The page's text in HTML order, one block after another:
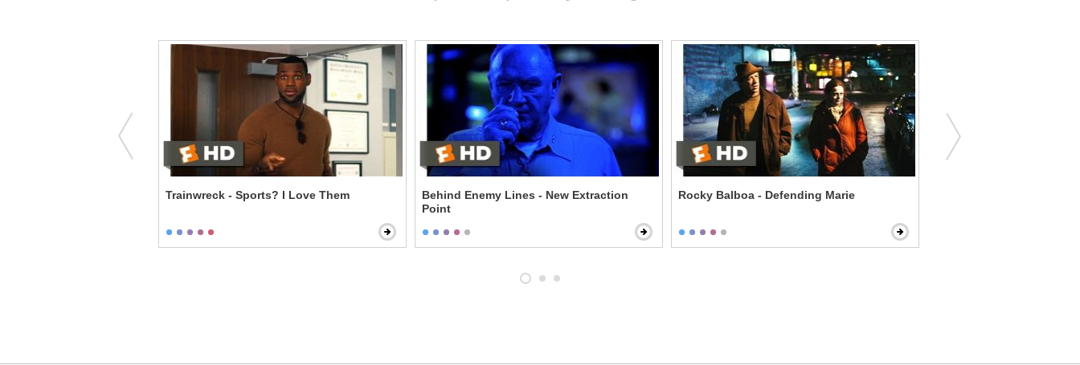
Trainwreck - Sports? I Love Them
Behind Enemy Lines - New Extraction
Point
Rocky Balboa - Defending Marie